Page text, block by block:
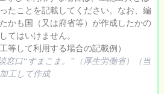
たことを記載してください。なお、編
かも国（又は府省等）が作成したかの
てはいけません。
等して利用する場合の記載例）
窓口“すまこま。”（厚生労働省）（当
工して作成